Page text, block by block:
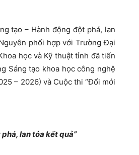
tạo – Hành động đột phá, lan
phối hợp với Trường Đại
học và Kỹ thuật tỉnh đã tiến
Sáng tạo khoa học công nghệ
– 2026) và Cuộc thi “Đổi mới
lan tỏa kết quả”